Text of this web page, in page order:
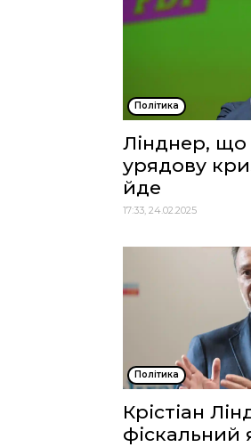
Політика
Лінднер, що
урядову
йде
17:33, 24.02.2025
Політика
Крістіан
фіскальний